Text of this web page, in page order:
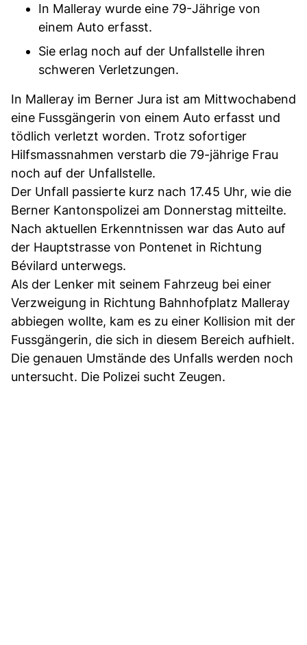
In Malleray wurde eine 79-Jährige von
einem Auto erfasst.
Sie erlag noch auf der Unfallstelle ihren
schweren Verletzungen.
In Malleray im Berner Jura ist am Mittwochabend
eine Fussgängerin von einem Auto erfasst und
tödlich verletzt worden. Trotz sofortiger
Hilfsmassnahmen verstarb die 79-jährige Frau
noch auf der Unfallstelle.
Der Unfall passierte kurz nach 17.45 Uhr, wie die
Berner Kantonspolizei am Donnerstag mitteilte.
Nach aktuellen Erkenntnissen war das Auto auf
der Hauptstrasse von Pontenet in Richtung
Bévilard unterwegs.
Als der Lenker mit seinem Fahrzeug bei einer
Verzweigung in Richtung Bahnhofplatz Malleray
abbiegen wollte, kam es zu einer Kollision mit der
Fussgängerin, die sich in diesem Bereich aufhielt.
Die genauen Umstände des Unfalls werden noch
untersucht. Die Polizei sucht Zeugen.